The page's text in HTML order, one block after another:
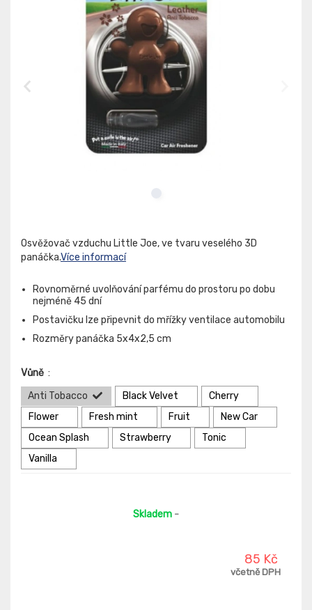
Osvěžovač vzduchu Little Joe, ve tvaru veselého 3D
panáčka.Více informací
Rovnoměrné uvolňování parfému do prostoru po dobu
nejméně 45 dní
Postavičku lze připevnit do mřížky ventilace automobilu
Rozměry panáčka 5x4x2,5 cm
Vůně :
Anti Tobacco
Black Velvet
Cherry
Flower
Fresh mint Fruit
New Car
Ocean Splash
Strawberry
Tonic
Vanilla
Skladem -
85 Kč
včetně DPH